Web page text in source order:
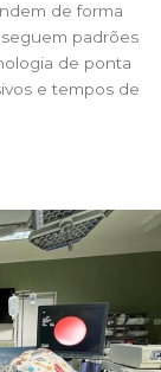
de forma
padrões
de ponta
e tempos de